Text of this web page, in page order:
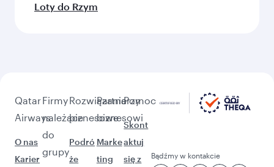
Loty do Rzym
Qatar
Airways
O nas
Karier
Firmy
należące
do
grupy
Rozwiązania
biznesowe
Podró
że
Partnerzy
biznesowi
Marke
ting
Pomoc
Skont
aktuj
się z
Bądźmy w kontakcie